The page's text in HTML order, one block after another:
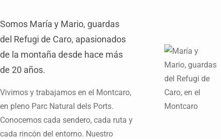
Somos María y Mario, guardas
del Refugi de Caro, apasionados
de la montaña desde hace más
de 20 años.
Vivimos y trabajamos en el Montcaro,
en pleno Parc Natural dels Ports.
Conocemos cada sendero, cada ruta y
cada rincón del entorno. Nuestro